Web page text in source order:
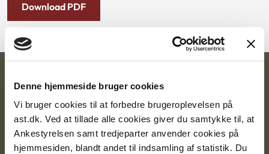
Denne hjemmeside bruger cookies
Vi bruger cookies til at forbedre brugeroplevelsen på
ast.dk. Ved at tillade alle cookies giver du samtykke til, at
Ankestyrelsen samt tredjeparter anvender cookies på
hjemmesiden, blandt andet til indsamling af statistik. Du
Download PDF
Ankestyrelsen
Postadresse:
Nytorv 7, 2. sal
9000 Aalborg